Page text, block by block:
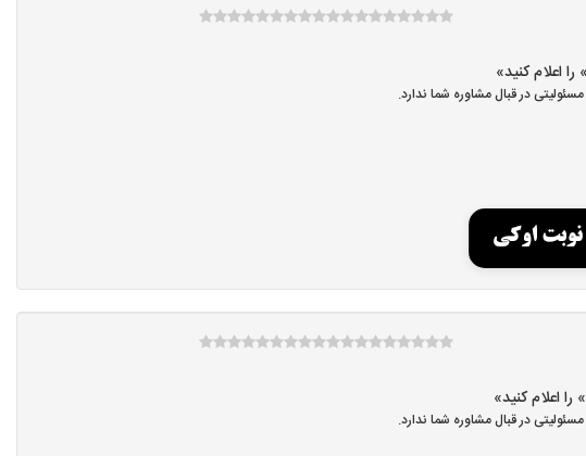
در قبال مشاوره شما ندارد.
در قبال مشاوره شما ندارد.